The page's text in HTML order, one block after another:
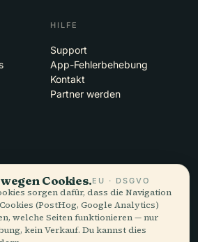
HILFE
Support
App-Fehlerbehebung
Kontakt
Partner werden
Cookies.EU · DSGVO
sorgen dafür, dass die Navigation
(PostHog, Google Analytics)
welche Seiten funktionieren — nur
kein Verkauf. Du kannst dies